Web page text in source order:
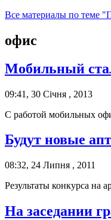
Все материалы по теме
офис
Мобильный
09:41, 30 Січня , 2013
С работой мобильных
Будут новые
08:32, 24 Липня , 2011
Результаты конкурса на
На заседании